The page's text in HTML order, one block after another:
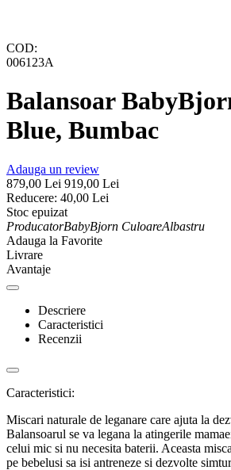
COD:
006123A
Balansoar
Blue, Bumbac
Adauga un review
879,00 Lei 919,00 Lei
Reducere: 40,00 Lei
Stoc epuizat
ProducatorBabyBjorn CuloareAlbastru
Adauga la Favorite
Livrare
Avantaje
Descriere
Caracteristici
Recenzii
Caracteristici:
Miscari naturale de leganare care ajuta la
Balansoarul se va legana la atingerile
celui mic si nu necesita baterii. Aceasta
pe bebelusi sa isi antreneze si dezvolte